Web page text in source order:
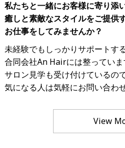
私たちと一緒にお客様に寄り添い
癒しと素敵なスタイルをご提供
お仕事をしてみませんか？
未経験でもしっかりサポートす
合同会社An Hairには整っていま
サロン見学も受け付けているので
気になる人は気軽にお問い合わ
View